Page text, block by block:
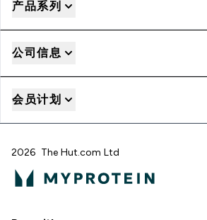
产品系列
公司信息
会员计划
2026 The Hut.com Ltd